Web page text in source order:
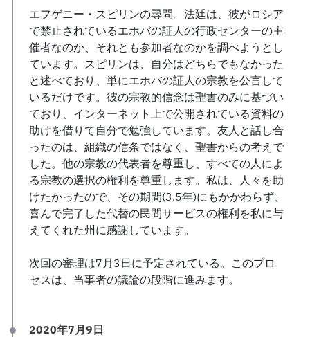
エフゲニー・スピリンの尋問。法廷は、彼がロシア
で禁止されているエホバの証人の行政センターの主
催者なのか、それとも参加者なのかを調べようとし
ています。スピリンは、自分はどちらでもなかった
と述べており、単にエホバの証人の宗教を公言して
いるだけです。彼の宗教的信念は聖書のみに基づい
ており、インターネット上で公開されている資料の
助けを借りて自分で勉強しています。友人と話し合
ったのは、組織の信条ではなく、聖書からの考えで
した。他の宗教の代表者を尊重し、すべての人によ
る宗教の選択の権利を尊重します。私は、人々を助
けたかったので、その期間(3.5年)にもかかわらず、
喜んで完了した代替の民間サービスの権利を私に与
えてくれた州に感謝しています。
次回の審理は7月3日に予定されている。このプロ
セスは、当事者の議論の段階に進みます。
2020年7月9日